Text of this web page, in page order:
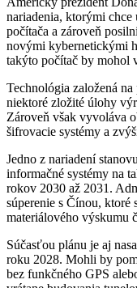
nariadenia, ktorými
počítača a zároveň
novými kybernetickými
takýto počítač by mohol
Technológia založená
niektoré zložité úlohy
Zároveň však vyvoláva
šifrovacie systémy a
Jedno z nariadení
informačné systémy na
rokov 2030 až 2031.
súperenie s Čínou, ktoré
materiálového výskumu
Súčasťou plánu je aj
roku 2028. Mohli by
bez funkčného GPS